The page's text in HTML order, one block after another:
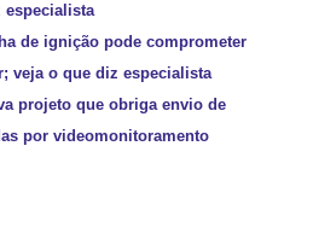
especialista
de ignição pode comprometer
veja o que diz especialista
projeto que obriga envio de
por videomonitoramento